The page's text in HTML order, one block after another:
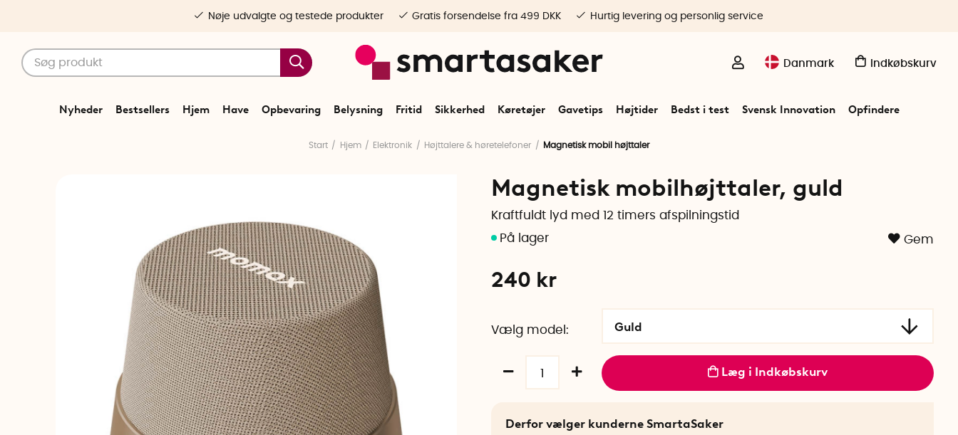
Danmark Indkøbskurv
Nyheder Bestsellers Hjem Have Opbevaring Belysning Fritid Sikkerhed Køretøjer Gavetips Højtider Bedst i test Svensk Innovation Opfindere
Nøje udvalgte og testede produkter Gratis forsendelse fra 499 DKK Hurtig levering og personlig service
Start Hjem Elektronik Højttalere & høretelefoner Magnetisk mobil højttaler
Magnetisk mobilhøjttaler, guld
Kraftfuldt lyd med 12 timers afspilningstid
Gem
240 kr
Vælg model Guld
Læg i Indkøbskurv
Derfor vælger kunderne SmartaSaker